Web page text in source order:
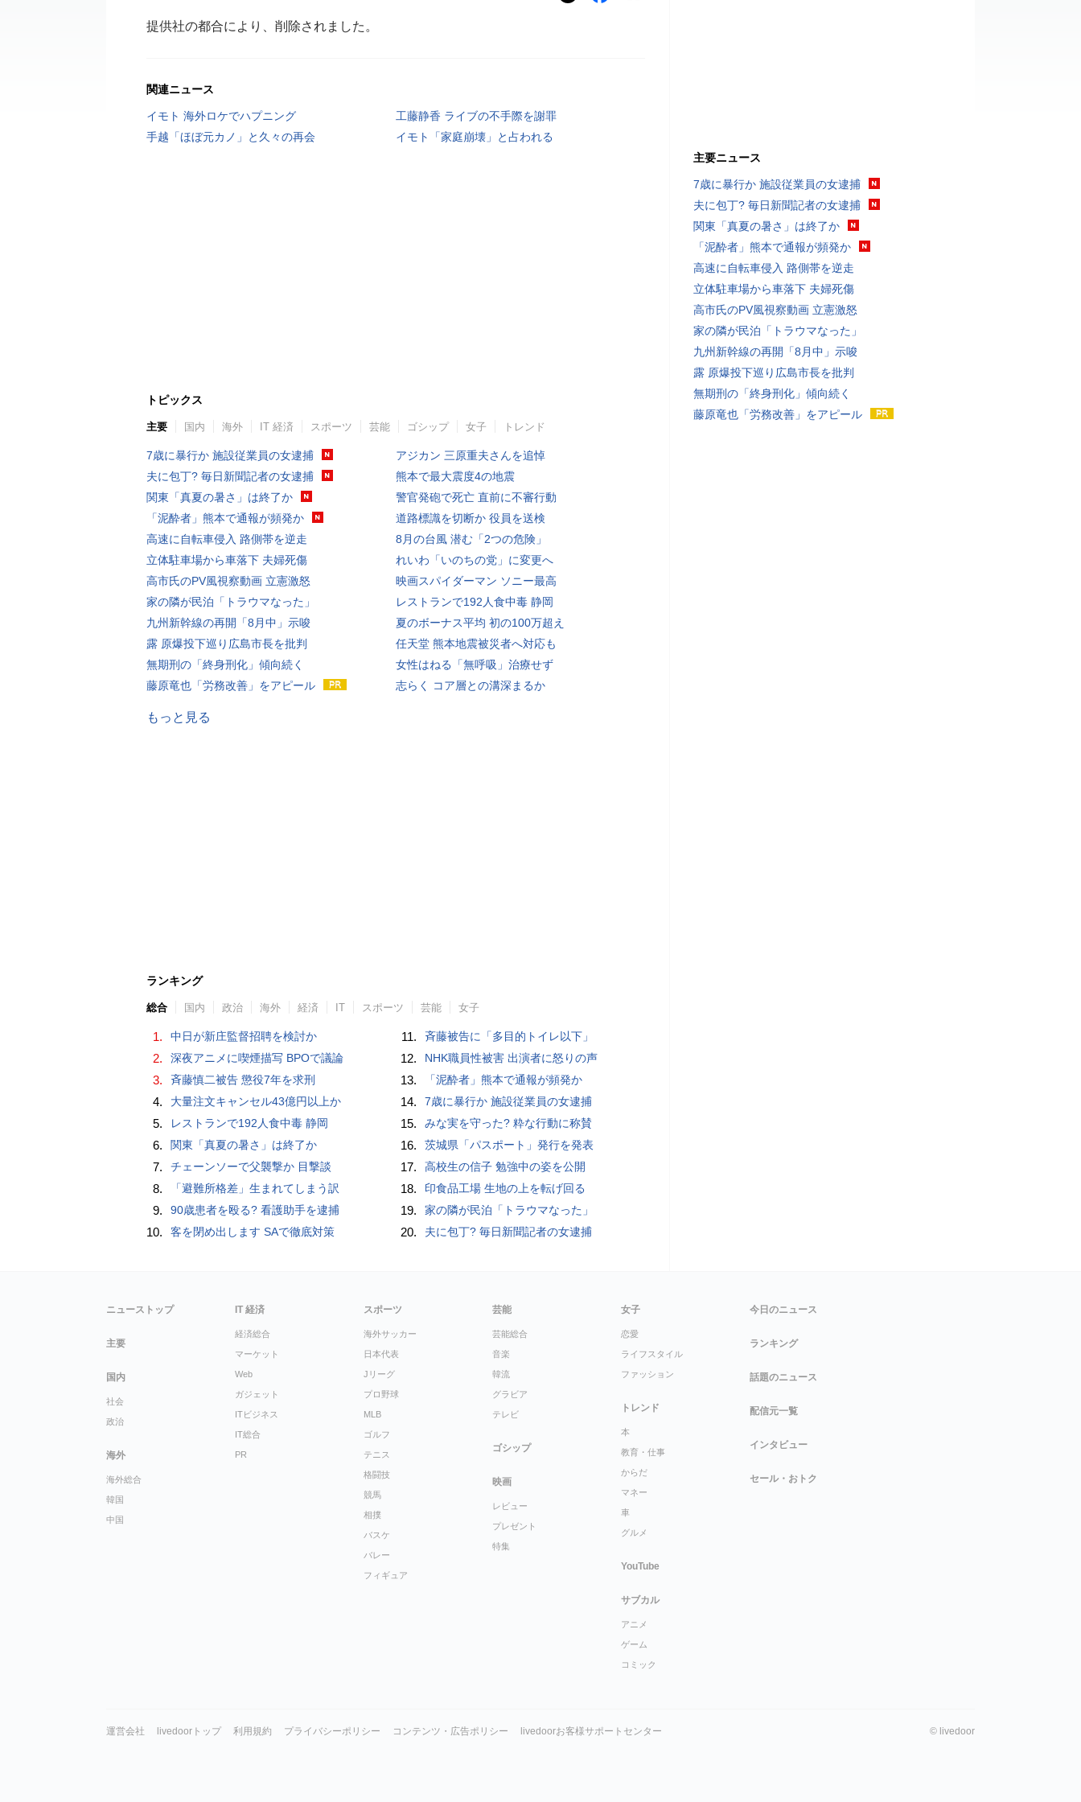
提供社の都合により、削除されました。
関連ニュース
イモト 海外ロケでハプニング
工藤静香 ライブの不手際を謝罪
手越「ほぼ元カノ」と久々の再会
イモト「家庭崩壊」と占われる
トピックス
主要 国内 海外 IT 経済 スポーツ 芸能 ゴシップ 女子 トレンド
7歳に暴行か 施設従業員の女逮捕
夫に包丁? 毎日新聞記者の女逮捕
関東「真夏の暑さ」は終了か
「泥酔者」熊本で通報が頻発か
高速に自転車侵入 路側帯を逆走
立体駐車場から車落下 夫婦死傷
高市氏のPV風視察動画 立憲激怒
家の隣が民泊「トラウマなった」
九州新幹線の再開「8月中」示唆
露 原爆投下巡り広島市長を批判
無期刑の「終身刑化」傾向続く
藤原竜也「労務改善」をアピール
アジカン 三原重夫さんを追悼
熊本で最大震度4の地震
警官発砲で死亡 直前に不審行動
道路標識を切断か 役員を送検
8月の台風 潜む「2つの危険」
れいわ「いのちの党」に変更へ
映画スパイダーマン ソニー最高
レストランで192人食中毒 静岡
夏のボーナス平均 初の100万超え
任天堂 熊本地震被災者へ対応も
女性はねる「無呼吸」治療せず
志らく コア層との溝深まるか
もっと見る
ランキング
総合 国内 政治 海外 経済 IT スポーツ 芸能 女子
1. 中日が新庄監督招聘を検討か
2. 深夜アニメに喫煙描写 BPOで議論
3. 斉藤慎二被告 懲役7年を求刑
4. 大量注文キャンセル43億円以上か
5. レストランで192人食中毒 静岡
6. 関東「真夏の暑さ」は終了か
7. チェーンソーで父襲撃か 目撃談
8. 「避難所格差」生まれてしまう訳
9. 90歳患者を殴る? 看護助手を逮捕
10. 客を閉め出します SAで徹底対策
11. 斉藤被告に「多目的トイレ以下」
12. NHK職員性被害 出演者に怒りの声
13. 「泥酔者」熊本で通報が頻発か
14. 7歳に暴行か 施設従業員の女逮捕
15. みな実を守った? 粋な行動に称賛
16. 茨城県「パスポート」発行を発表
17. 高校生の信子 勉強中の姿を公開
18. 印食品工場 生地の上を転げ回る
19. 家の隣が民泊「トラウマなった」
20. 夫に包丁? 毎日新聞記者の女逮捕
主要ニュース
7歳に暴行か 施設従業員の女逮捕
夫に包丁? 毎日新聞記者の女逮捕
関東「真夏の暑さ」は終了か
「泥酔者」熊本で通報が頻発か
高速に自転車侵入 路側帯を逆走
立体駐車場から車落下 夫婦死傷
高市氏のPV風視察動画 立憲激怒
家の隣が民泊「トラウマなった」
九州新幹線の再開「8月中」示唆
露 原爆投下巡り広島市長を批判
無期刑の「終身刑化」傾向続く
藤原竜也「労務改善」をアピール
ニューストップ
主要
国内
社会
政治
海外
海外総合
韓国
中国
IT 経済
経済総合
マーケット
Web
ガジェット
ITビジネス
IT総合
PR
スポーツ
海外サッカー
日本代表
Jリーグ
プロ野球
MLB
ゴルフ
テニス
格闘技
競馬
相撲
バスケ
バレー
フィギュア
芸能
芸能総合
音楽
韓流
グラビア
テレビ
ゴシップ
映画
レビュー
プレゼント
特集
女子
恋愛
ライフスタイル
ファッション
トレンド
本
教育・仕事
からだ
マネー
車
グルメ
YouTube
サブカル
アニメ
ゲーム
コミック
今日のニュース
ランキング
話題のニュース
配信元一覧
インタビュー
セール・おトク
運営会社 livedoorトップ 利用規約 プライバシーポリシー コンテンツ・広告ポリシー livedoorお客様サポートセンター © livedoor